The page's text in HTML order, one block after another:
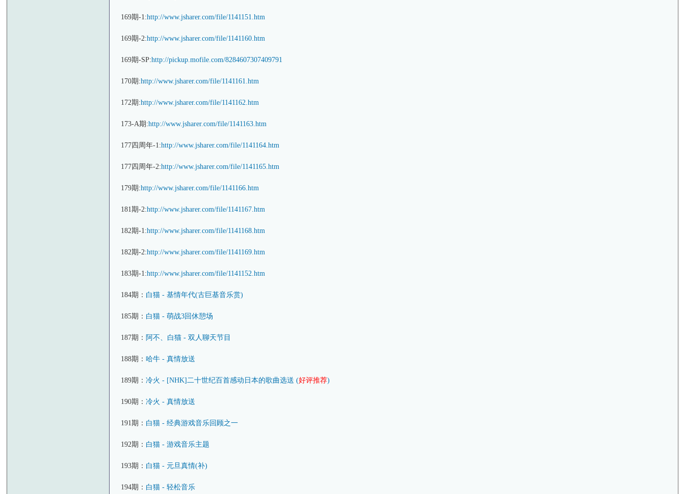
169期-1:http://www.jsharer.com/file/1141151.htm
169期-2:http://www.jsharer.com/file/1141160.htm
169期-SP:http://pickup.mofile.com/8284607307409791
170期:http://www.jsharer.com/file/1141161.htm
172期:http://www.jsharer.com/file/1141162.htm
173-A期:http://www.jsharer.com/file/1141163.htm
177四周年-1:http://www.jsharer.com/file/1141164.htm
177四周年-2:http://www.jsharer.com/file/1141165.htm
179期:http://www.jsharer.com/file/1141166.htm
181期-2:http://www.jsharer.com/file/1141167.htm
182期-1:http://www.jsharer.com/file/1141168.htm
182期-2:http://www.jsharer.com/file/1141169.htm
183期-1:http://www.jsharer.com/file/1141152.htm
184期： 白猫 - 基情年代(古巨基音乐赏)
185期： 白猫 - 萌战3回休憩场
187期： 阿不、白猫 - 双人聊天节目
188期：哈牛 - 真情放送
189期：冷火 - [NHK]二十世纪百首感动日本的歌曲选送 (好评推荐)
190期：冷火 - 真情放送
191期： 白猫 - 经典游戏音乐回顾之一
192期： 白猫 - 游戏音乐主题
193期： 白猫 - 元旦真情(补)
194期： 白猫 - 轻松音乐